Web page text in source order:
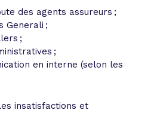
des agents assureurs ;
Generali ;
;
;
en interne (selon les
insatisfactions et